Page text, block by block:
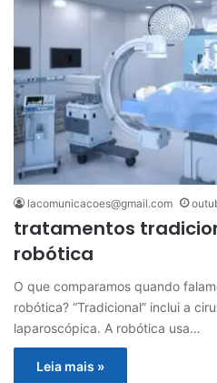
lacomunicacoes@gmail.com
tratamentos
robótica
O que comparamos quando
robótica? “Tradicional” inclui a
laparoscópica. A robótica usa…
Leia mais »